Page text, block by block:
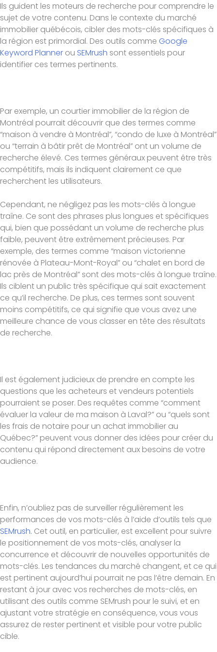
Ils guident les moteurs de recherche pour comprendre le
sujet de votre contenu. Dans le contexte du marché
immobilier québécois, cibler des mots-clés spécifiques à
la région est primordial. Des outils comme Google
Keyword Planner ou SEMrush sont essentiels pour
identifier ces termes pertinents.
Par exemple, un courtier immobilier de la région de
Montréal pourrait découvrir que des termes comme
“maison à vendre à Montréal”, “condo de luxe à Montréal”
ou “terrain à bâtir prêt de Montréal” ont un volume de
recherche élevé. Ces termes généraux peuvent être très
compétitifs, mais ils indiquent clairement ce que
recherchent les utilisateurs.
Cependant, ne négligez pas les mots-clés à longue
traîne. Ce sont des phrases plus longues et spécifiques
qui, bien que possédant un volume de recherche plus
faible, peuvent être extrêmement précieuses. Par
exemple, des termes comme “maison victorienne
rénovée à Plateau-Mont-Royal” ou “chalet en bord de
lac près de Montréal” sont des mots-clés à longue traîne.
Ils ciblent un public très spécifique qui sait exactement
ce qu’il recherche. De plus, ces termes sont souvent
moins compétitifs, ce qui signifie que vous avez une
meilleure chance de vous classer en tête des résultats
de recherche.
Il est également judicieux de prendre en compte les
questions que les acheteurs et vendeurs potentiels
pourraient se poser. Des requêtes comme “comment
évaluer la valeur de ma maison à Laval?” ou “quels sont
les frais de notaire pour un achat immobilier au
Québec?” peuvent vous donner des idées pour créer du
contenu qui répond directement aux besoins de votre
audience.
Enfin, n’oubliez pas de surveiller régulièrement les
performances de vos mots-clés à l’aide d’outils tels que
SEMrush. Cet outil, en particulier, est excellent pour suivre
le positionnement de vos mots-clés, analyser la
concurrence et découvrir de nouvelles opportunités de
mots-clés. Les tendances du marché changent, et ce qui
est pertinent aujourd’hui pourrait ne pas l’être demain. En
restant à jour avec vos recherches de mots-clés, en
utilisant des outils comme SEMrush pour le suivi, et en
ajustant votre stratégie en conséquence, vous vous
assurez de rester pertinent et visible pour votre public
cible.